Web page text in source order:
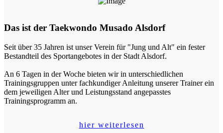
Das ist der Taekwondo Musado Alsdorf
Seit über 35 Jahren ist unser Verein für "Jung und Alt" ein fester
Bestandteil des Sportangebotes in der Stadt Alsdorf.
An 6 Tagen in der Woche bieten wir in unterschiedlichen
Trainingsgruppen unter fachkundiger Anleitung unserer Trainer ein
dem jeweiligen Alter und Leistungsstand angepasstes
Trainingsprogramm an.
hier weiterlesen